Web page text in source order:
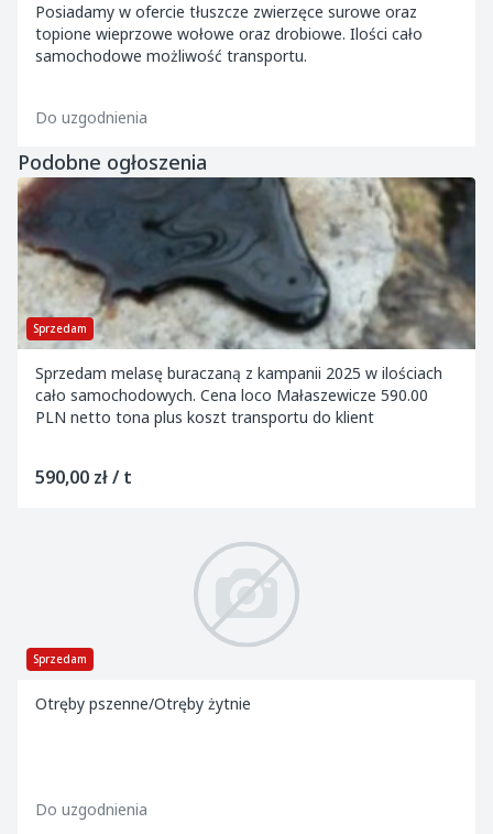
Posiadamy w ofercie tłuszcze zwierzęce surowe oraz
topione wieprzowe wołowe oraz drobiowe. Ilości cało
samochodowe możliwość transportu.
Do uzgodnienia
Podobne ogłoszenia
Sprzedam
Sprzedam melasę buraczaną z kampanii 2025 w ilościach
cało samochodowych. Cena loco Małaszewicze 590.00
PLN netto tona plus koszt transportu do klient
590,00 zł / t
Sprzedam
Otręby pszenne/Otręby żytnie
Do uzgodnienia